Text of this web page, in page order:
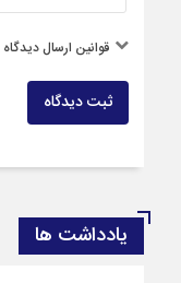
قوانین ارسال دیدگاه
ثبت دیدگاه
یادداشت ها